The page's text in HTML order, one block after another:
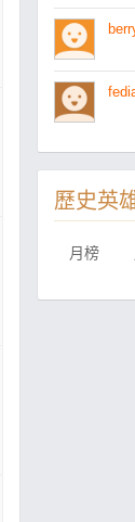
歷史英
月榜